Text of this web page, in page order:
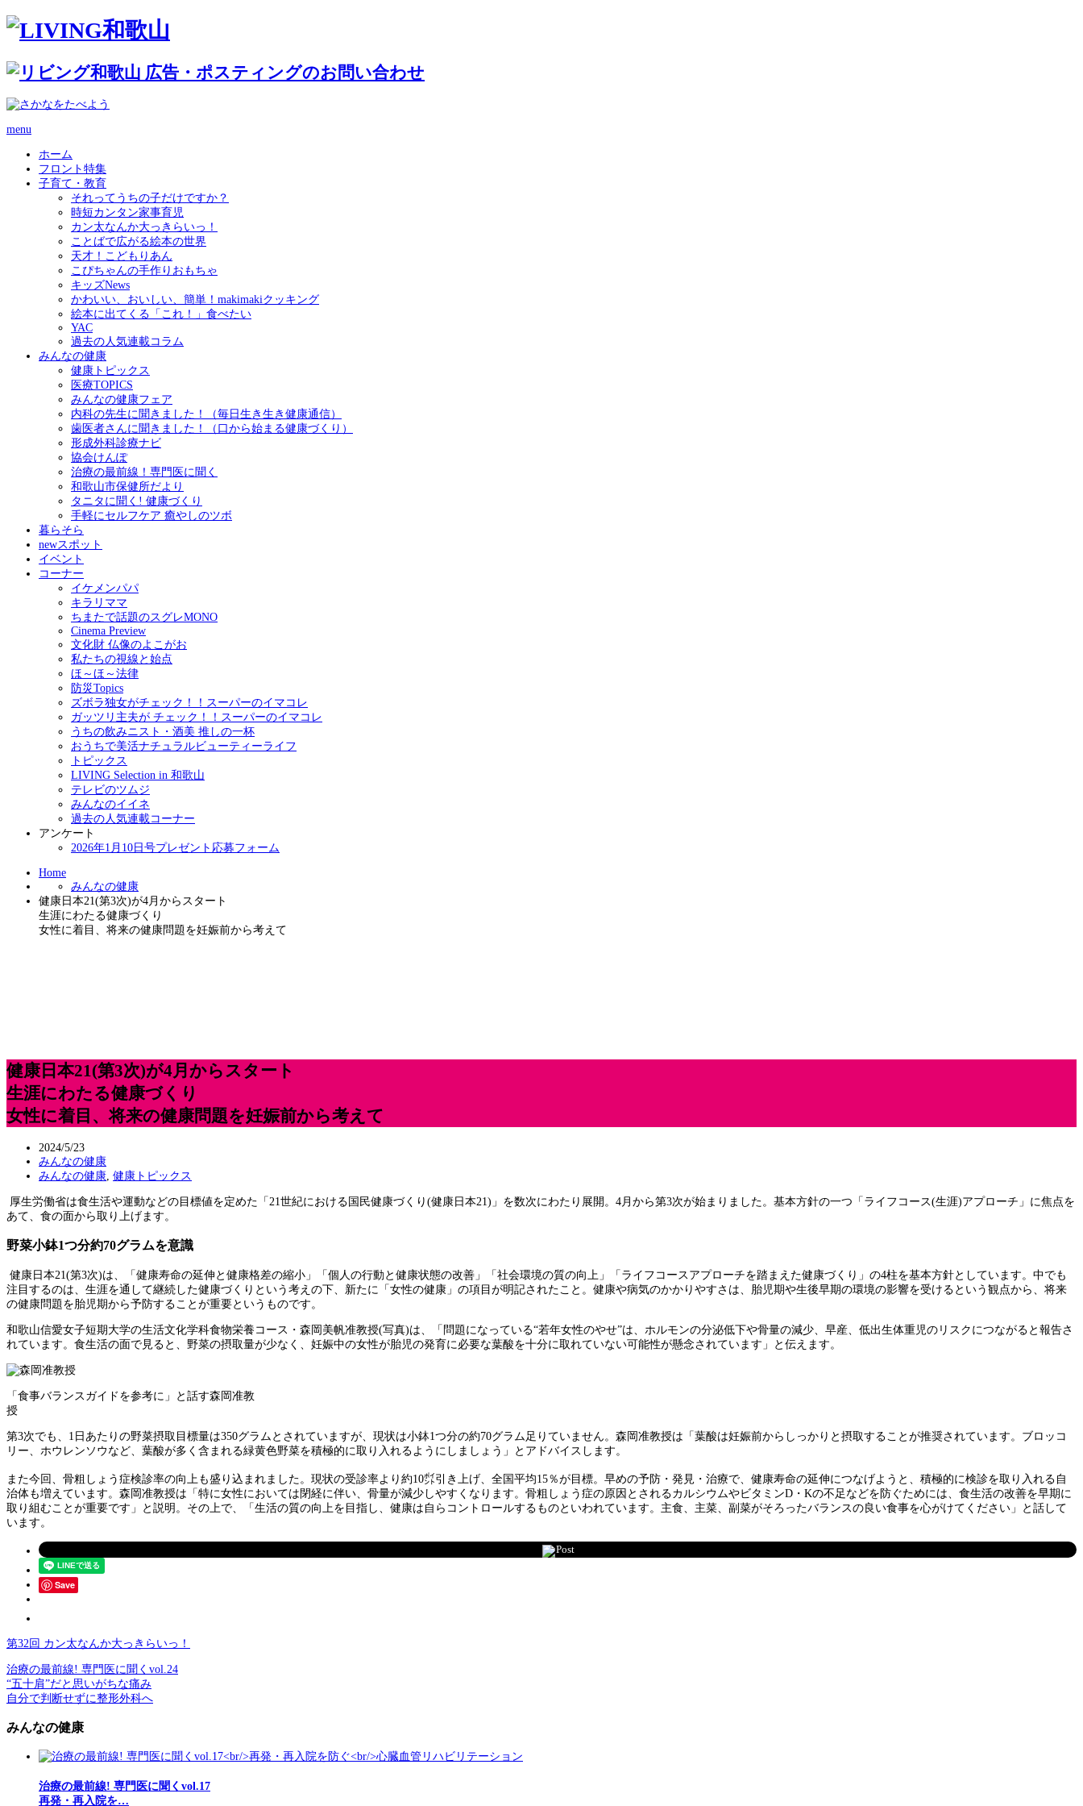
menu
ホーム
フロント特集
子育て・教育
それってうちの子だけですか？
時短カンタン家事育児
カン太なんか大っきらいっ！
ことばで広がる絵本の世界
天才！こどもりあん
こぴちゃんの手作りおもちゃ
キッズNews
かわいい、おいしい、簡単！makimakiクッキング
絵本に出てくる「これ！」食べたい
YAC
過去の人気連載コラム
みんなの健康
健康トピックス
医療TOPICS
みんなの健康フェア
内科の先生に聞きました！（毎日生き生き健康通信）
歯医者さんに聞きました！（口から始まる健康づくり）
形成外科診療ナビ
協会けんぽ
治療の最前線！専門医に聞く
和歌山市保健所だより
タニタに聞く! 健康づくり
手軽にセルフケア 癒やしのツボ
暮らそら
newスポット
イベント
コーナー
イケメンパパ
キラリママ
ちまたで話題のスグレMONO
Cinema Preview
文化財 仏像のよこがお
私たちの視線と始点
ほ～ほ～法律
防災Topics
ズボラ独女がチェック！！スーパーのイマコレ
ガッツリ主夫が チェック！！スーパーのイマコレ
うちの飲みニスト・酒美 推しの一杯
おうちで美活ナチュラルビューティーライフ
トピックス
LIVING Selection in 和歌山
テレビのツムジ
みんなのイイネ
過去の人気連載コーナー
アンケート
2026年1月10日号プレゼント応募フォーム
Home
みんなの健康
健康日本21(第3次)が4月からスタート
生涯にわたる健康づくり
女性に着目、将来の健康問題を妊娠前から考えて
健康日本21(第3次)が4月からスタート
生涯にわたる健康づくり
女性に着目、将来の健康問題を妊娠前から考えて
2024/5/23
みんなの健康
みんなの健康 健康トピックス
厚生労働省は食生活や運動などの目標値を定めた「21世紀における国民健康づくり(健康日本21)」を数次にわたり展開。4月から第3次が始まりました。基本方針の一つ「ライフコース(生涯)アプローチ」に焦点を
あて、食の面から取り上げます。
野菜小鉢1つ分約70グラムを意識
健康日本21(第3次)は、「健康寿命の延伸と健康格差の縮小」「個人の行動と健康状態の改善」「社会環境の質の向上」「ライフコースアプローチを踏まえた健康づくり」の4柱を基本方針としています。中でも
注目するのは、生涯を通して継続した健康づくりという考えの下、新たに「女性の健康」の項目が明記されたこと。健康や病気のかかりやすさは、胎児期や生後早期の環境の影響を受けるという観点から、将来
の健康問題を胎児期から予防することが重要というものです。
和歌山信愛女子短期大学の生活文化学科食物栄養コース・森岡美帆准教授(写真)は、「問題になっている“若年女性のやせ”は、ホルモンの分泌低下や骨量の減少、早産、低出生体重児のリスクにつながると報告さ
れています。食生活の面で見ると、野菜の摂取量が少なく、妊娠中の女性が胎児の発育に必要な葉酸を十分に取れていない可能性が懸念されています」と伝えます。
「食事バランスガイドを参考に」と話す森岡准教
授
第3次でも、1日あたりの野菜摂取目標量は350グラムとされていますが、現状は小鉢1つ分の約70グラム足りていません。森岡准教授は「葉酸は妊娠前からしっかりと摂取することが推奨されています。ブロッコ
リー、ホウレンソウなど、葉酸が多く含まれる緑黄色野菜を積極的に取り入れるようにしましょう」とアドバイスします。
また今回、骨粗しょう症検診率の向上も盛り込まれました。現状の受診率より約10㌽引き上げ、全国平均15％が目標。早めの予防・発見・治療で、健康寿命の延伸につなげようと、積極的に検診を取り入れる自
治体も増えています。森岡准教授は「特に女性においては閉経に伴い、骨量が減少しやすくなります。骨粗しょう症の原因とされるカルシウムやビタミンD・Kの不足などを防ぐためには、食生活の改善を早期に
取り組むことが重要です」と説明。その上で、「生活の質の向上を目指し、健康は自らコントロールするものといわれています。主食、主菜、副菜がそろったバランスの良い食事を心がけてください」と話して
います。
Post
Save
第32回 カン太なんか大っきらいっ！
治療の最前線! 専門医に聞くvol.24
“五十肩”だと思いがちな痛み
自分で判断せずに整形外科へ
みんなの健康
治療の最前線! 専門医に聞くvol.17
再発・再入院を…